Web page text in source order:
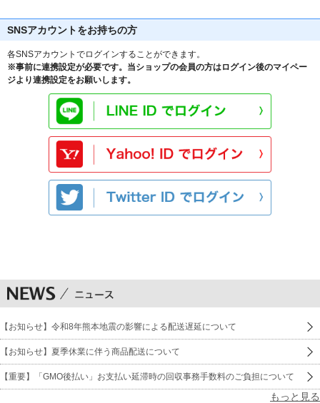
SNSアカウントをお持ちの方
各SNSアカウントでログインすることができます。
※事前に連携設定が必要です。当ショップの会員の方はログイン後のマイペー
ジより連携設定をお願いします。
【お知らせ】令和8年熊本地震の影響による配送遅延について
【お知らせ】夏季休業に伴う商品配送について
【重要】「GMO後払い」お支払い延滞時の回収事務手数料のご負担について
もっと見る